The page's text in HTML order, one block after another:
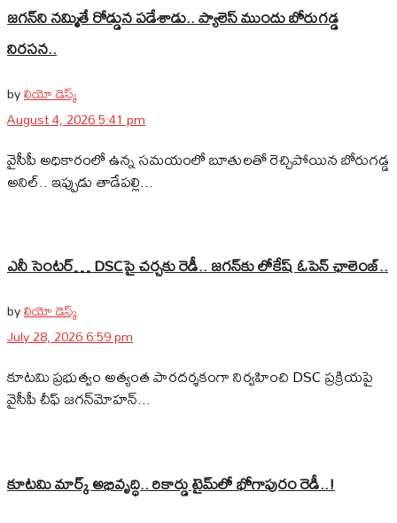
జగన్‌ని నమ్మితే రోడ్డున పడేశాడు.. ప్యాలెస్‌ ముందు బోరుగడ్డ
నిరసన..
byలియో డెస్క్
August 4, 2026 5:41 pm
వైసీపీ అధికారంలో ఉన్న సమయంలో బూతులతో రెచ్చిపోయిన బోరుగడ్డ
అనిల్‌.. ఇప్పుడు తాడేపల్లి...
ఎనీ సెంటర్‌… DSCపై చర్చకు రెడీ.. జగన్‌కు లోకేష్‌ ఓపెన్ ఛాలెంజ్..
byలియో డెస్క్
July 28, 2026 6:59 pm
కూటమి ప్రభుత్వం అత్యంత పారదర్శకంగా నిర్వహించి DSC ప్రక్రియపై
వైసీపీ చీఫ్ జగన్‌మోహన్...
కూటమి మార్క్ అభివృద్ధి.. రికార్డు టైమ్‌లో భోగాపురం రెడీ..!